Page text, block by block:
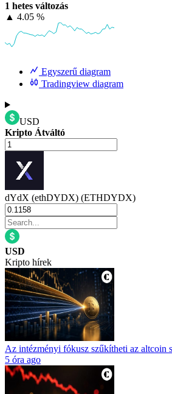
1 hetes változás
▲ 4.05 %
Egyszerű diagram
Tradingview diagram
USD
Kripto Átváltó
dYdX (ethDYDX) (ETHDYDX)
USD
Kripto hírek
Az intézményi fókusz szűkítheti az altcoin
5 óra ago